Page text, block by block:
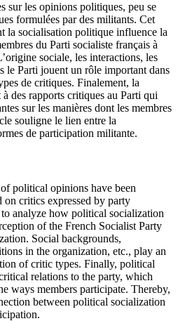
sur les opinions politiques, peu se
formulées par des militants. Cet
la socialisation politique influence la
du Parti socialiste français à
sociale, les interactions, les
le Parti jouent un rôle important dans
de critiques. Finalement, la
des rapports critiques au Parti qui
sur les manières dont les membres
souligne le lien entre la
de participation militante.
political opinions have been
critics expressed by party
analyze how political socialization
of the French Socialist Party
Social backgrounds,
in the organization, etc., play an
of critic types. Finally, political
relations to the party, which
ways members participate. Thereby,
between political socialization